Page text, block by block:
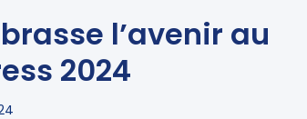
l’avenir au
2024